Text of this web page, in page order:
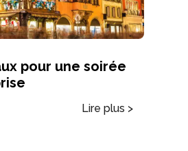
pour une soirée
Lire plus >